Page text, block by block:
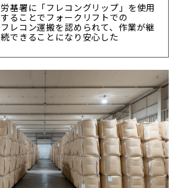
労基署に「フレコングリップ」を使用
することでフォークリフトでの
フレコン運搬を認められて、作業が継
続できることになり安心した